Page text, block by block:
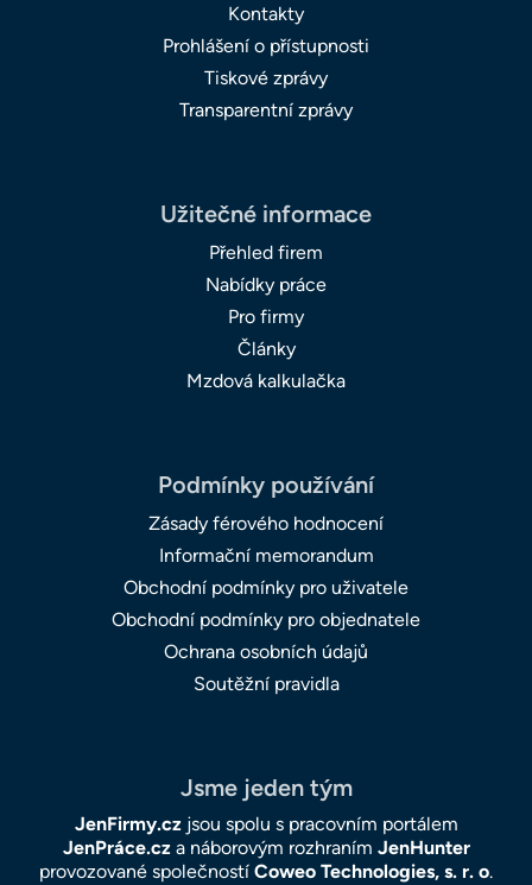
Kontakty
Prohlášení o přístupnosti
Tiskové zprávy
Transparentní zprávy
Užitečné informace
Přehled firem
Nabídky práce
Pro firmy
Články
Mzdová kalkulačka
Podmínky používání
Zásady férového hodnocení
Informační memorandum
Obchodní podmínky pro uživatele
Obchodní podmínky pro objednatele
Ochrana osobních údajů
Soutěžní pravidla
Jsme jeden tým
JenFirmy.czjsou spolu s pracovním portálem
JenPráce.cza náborovým rozhraním JenHunter
provozované společností Coweo Technologies, s. r. o.